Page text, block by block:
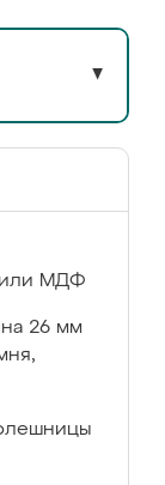
▼
МДФ
26 мм